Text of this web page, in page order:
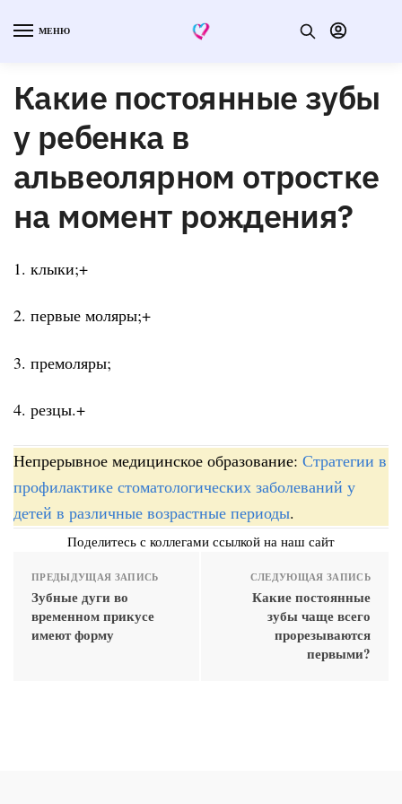
МЕНЮ
Какие постоянные зубы
у ребенка в
альвеолярном отростке
на момент рождения?
1. клыки;+
2. первые моляры;+
3. премоляры;
4. резцы.+
Непрерывное медицинское образование: Стратегии в
профилактике стоматологических заболеваний у
детей в различные возрастные периоды.
Поделитесь с коллегами ссылкой на наш сайт
ПРЕДЫДУЩАЯ ЗАПИСЬ
Зубные дуги во
временном прикусе
имеют форму
СЛЕДУЮЩАЯ ЗАПИСЬ
Какие постоянные
зубы чаще всего
прорезываются
первыми?